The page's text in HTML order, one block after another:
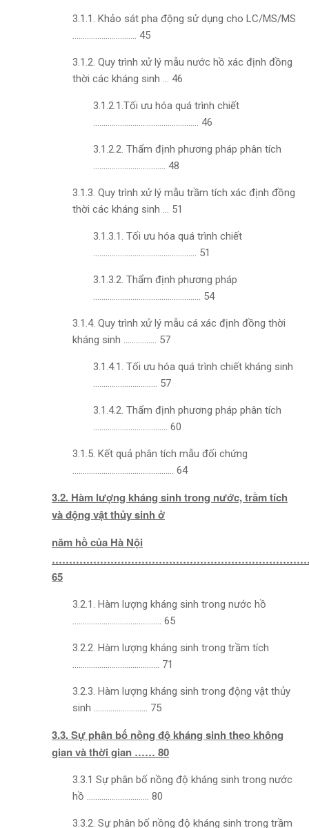
3.1.1. Khảo sát pha động sử dụng cho LC/MS/MS
…………………………. 45
3.1.2. Quy trình xử lý mẫu nước hồ xác định đồng
thời các kháng sinh … 46
3.1.2.1.Tối ưu hóa quá trình chiết
…………………………………………… 46
3.1.2.2. Thẩm định phương pháp phân tích
…………………………….. 48
3.1.3. Quy trình xử lý mẫu trầm tích xác định đồng
thời các kháng sinh … 51
3.1.3.1. Tối ưu hóa quá trình chiết
………………………………………….. 51
3.1.3.2. Thẩm định phương pháp
……………………………………………. 54
3.1.4. Quy trình xử lý mẫu cá xác định đồng thời
kháng sinh ……………. 57
3.1.4.1. Tối ưu hóa quá trình chiết kháng sinh
…………………………. 57
3.1.4.2. Thẩm định phương pháp phân tích
……………………………… 60
3.1.5. Kết quả phân tích mẫu đối chứng
…………………………………………. 64
3.2. Hàm lượng kháng sinh trong nước, trầm tích
và động vật thủy sinh ở
năm hồ của Hà Nội
65
3.2.1. Hàm lượng kháng sinh trong nước hồ
……………………………………. 65
3.2.2. Hàm lượng kháng sinh trong trầm tích
…………………………………… 71
3.2.3. Hàm lượng kháng sinh trong động vật thủy
sinh …………………….. 75
3.3. Sự phân bố nồng độ kháng sinh theo không
gian và thời gian …… 80
3.3.1 Sự phân bố nồng độ kháng sinh trong nước
hồ ………………………… 80
3.3.2. Sự phân bố nồng độ kháng sinh trong trầm